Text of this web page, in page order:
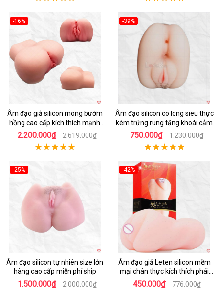
-16%
Âm đạo giả silicon mông bướm
hồng cao cấp kích thích mạnh
mẽ
2.200.000₫ 2.619.000₫
-39%
Âm đạo silicon có lông siêu thực
kèm trứng rung tăng khoái cảm
750.000₫ 1.230.000₫
-25%
Âm đạo silicon tự nhiên size lớn
hàng cao cấp miễn phí ship
1.500.000₫ 2.000.000₫
-42%
Âm đạo giả Leten silicon mềm
mại chân thực kích thích phái
mạnh
450.000₫ 776.000₫